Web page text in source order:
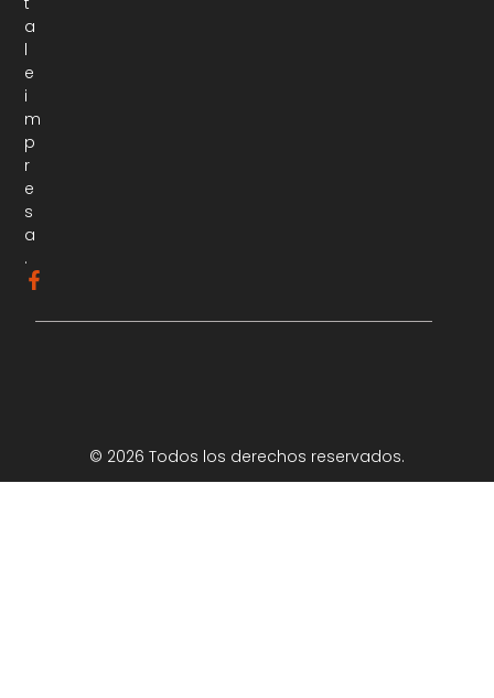
a
l
e
i
m
p
r
e
s
a
.
© 2026 Todos los derechos reservados.